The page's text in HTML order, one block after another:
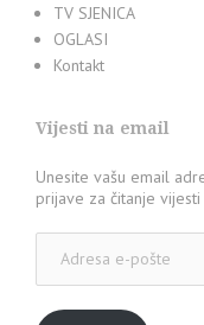
TV SJENICA
OGLASI
Kontakt
Vijesti na email
Unesite vašu email
prijave za čitanje
pošte